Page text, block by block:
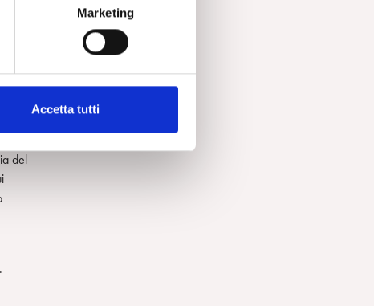
Marketing
Accetta tutti
del